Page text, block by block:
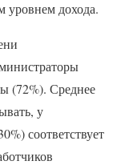
уровнем дохода.
(72%). Среднее
у
соответствует